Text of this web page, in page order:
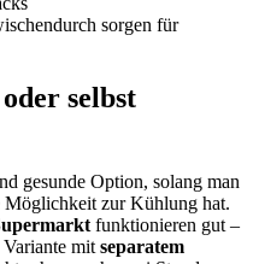
sorgen für
selbst
gesunde Option, solang man
Möglichkeit zur Kühlung hat.
funktionieren gut –
mit separatem